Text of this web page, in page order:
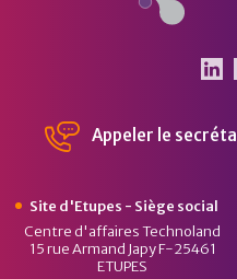
Appeler le
Site d'Etupes - Siège social
Centre d'affaires Technoland
15 rue Armand Japy F-25461
ETUPES